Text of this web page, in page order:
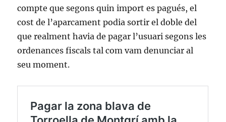
compte que segons quin import es pagués, el
cost de l’aparcament podia sortir el doble del
que realment havia de pagar l’usuari segons les
ordenances fiscals tal com vam denunciar al
seu moment.